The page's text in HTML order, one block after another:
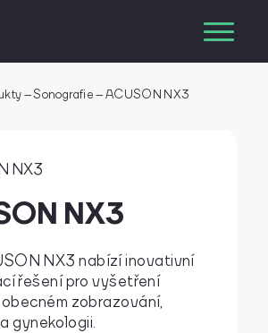
–Sonografie–ACUSON NX3
NX3
NX3 nabízí inovativní
řešení pro vyšetření
zobrazování,
gynekologii.